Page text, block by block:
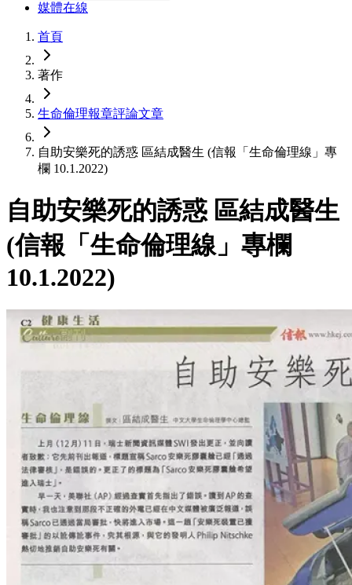
媒體在線
首頁
著作
生命倫理報章評論文章
自助安樂死的誘惑 區結成醫生 (信報「生命倫理線」專
欄 10.1.2022)
自助安樂死的誘惑 區結成醫生
(信報「生命倫理線」專欄
10.1.2022)